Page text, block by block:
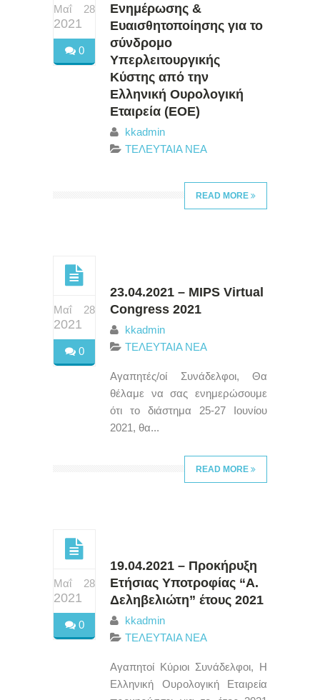
Μαΐ 28
2021
0
Ενημέρωσης &
Ευαισθητοποίησης για το
σύνδρομο
Υπερλειτουργικής
Κύστης από την
Ελληνική Ουρολογική
Εταιρεία (ΕΟΕ)
kkadmin
ΤΕΛΕΥΤΑΙΑ ΝΕΑ
READ MORE
Μαΐ 28
2021
0
23.04.2021 – MIPS Virtual
Congress 2021
kkadmin
ΤΕΛΕΥΤΑΙΑ ΝΕΑ
Αγαπητές/οί Συνάδελφοι, Θα
θέλαμε να σας ενημερώσουμε
ότι το διάστημα 25-27 Ιουνίου
2021, θα...
READ MORE
Μαΐ 28
2021
0
19.04.2021 – Προκήρυξη
Ετήσιας Υποτροφίας “Α.
Δεληβελιώτη” έτους 2021
kkadmin
ΤΕΛΕΥΤΑΙΑ ΝΕΑ
Αγαπητοί Κύριοι Συνάδελφοι, Η
Ελληνική Ουρολογική Εταιρεία